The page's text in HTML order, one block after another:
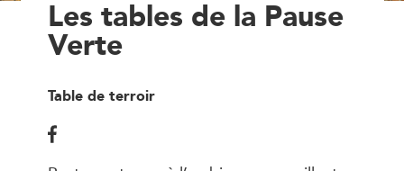
Les tables de la Pause
Verte
Table de terroir